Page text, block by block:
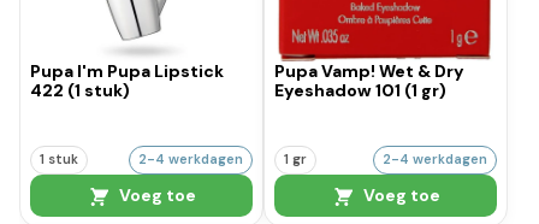
Pupa I'm Pupa Lipstick
422 (1 stuk)
1 stuk 2-4 werkdagen
Voeg toe
Pupa Vamp! Wet & Dry
Eyeshadow 101 (1 gr)
1 gr 2-4 werkdagen
Voeg toe